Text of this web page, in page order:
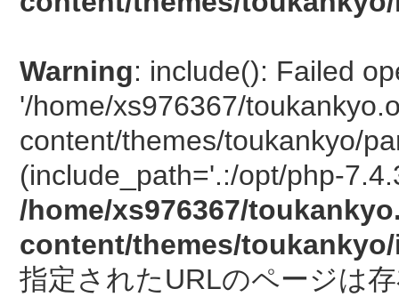
Warning: include(): Failed
'/home/xs976367/
content/themes/toukankyo/
(include_path='.:/opt/php-
/home/xs976367/
content/themes/
指定されたURLのページは